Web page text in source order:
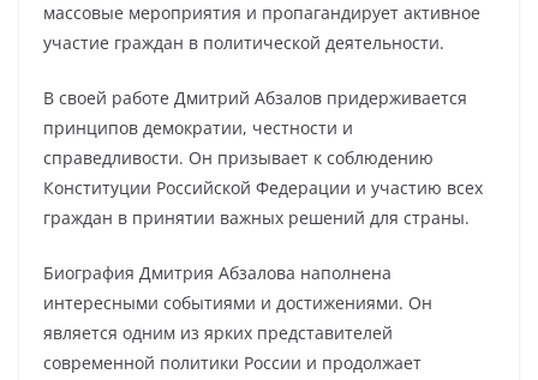
массовые мероприятия и пропагандирует активное
участие граждан в политической деятельности.
В своей работе Дмитрий Абзалов придерживается
принципов демократии, честности и
справедливости. Он призывает к соблюдению
Конституции Российской Федерации и участию всех
граждан в принятии важных решений для страны.
Биография Дмитрия Абзалова наполнена
интересными событиями и достижениями. Он
является одним из ярких представителей
современной политики России и продолжает